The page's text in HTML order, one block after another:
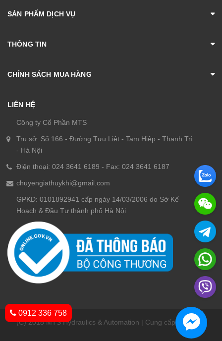
SẢN PHẨM DỊCH VỤ
THÔNG TIN
CHÍNH SÁCH MUA HÀNG
LIÊN HỆ
Công ty Cổ Phần MTS
Trụ sở: Số 166 - Đường Tựu Liệt - Tam Hiệp - Thanh Trì
- Hà Nội
Điện thoại: 024 3641 6189 - Fax: 024 3641 6187
chuyengiathuykhi@gmail.com
GPKD: 0101892941 cấp ngày 14/03/2006 do Sở Kế
Hoạch & Đầu Tư thành phố Hà Nội
(C) 2018 MTS Hydraulics & Automation | Cung cấp bởiSapo
0912 336 758